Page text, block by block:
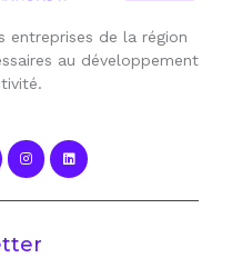
entreprises de la région
au développement